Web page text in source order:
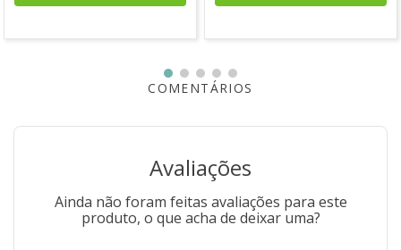
COMENTÁRIOS
Avaliações
Ainda não foram feitas avaliações para este
produto, o que acha de deixar uma?